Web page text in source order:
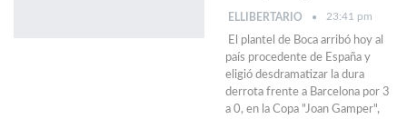
ELLIBERTARIO 23:41 pm
El plantel de Boca arribó hoy al
país procedente de España y
eligió desdramatizar la dura
derrota frente a Barcelona por 3
a 0, en la Copa "Joan Gamper",